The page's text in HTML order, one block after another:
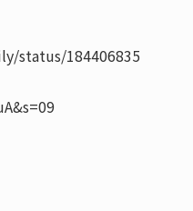
status/184406835